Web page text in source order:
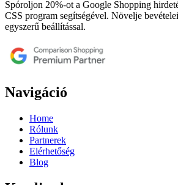
Spóroljon 20%-ot a Google Shopping
CSS program segítségével. Növelje
egyszerű beállítással.
Navigáció
Home
Rólunk
Partnerek
Elérhetőség
Blog